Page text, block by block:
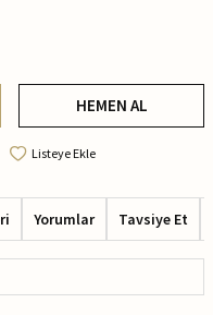
HEMEN AL
Listeye Ekle
Yorumlar Tavsiye Et